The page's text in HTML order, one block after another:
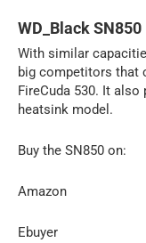
WD_Black SN850
With similar
big competitors that
FireCuda 530. It
heatsink model.
Buy the SN850 on:
Amazon
Ebuyer